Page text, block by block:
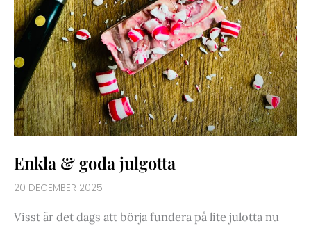
Enkla & goda julgotta
20 DECEMBER 2025
Visst är det dags att börja fundera på lite julotta nu